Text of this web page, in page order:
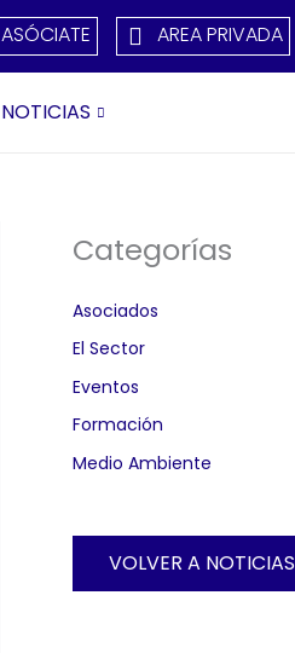
ASÓCIATE AREA PRIVADA
NOTICIAS
Categorías
Asociados
El Sector
Eventos
Formación
Medio Ambiente
VOLVER A NOTICIAS